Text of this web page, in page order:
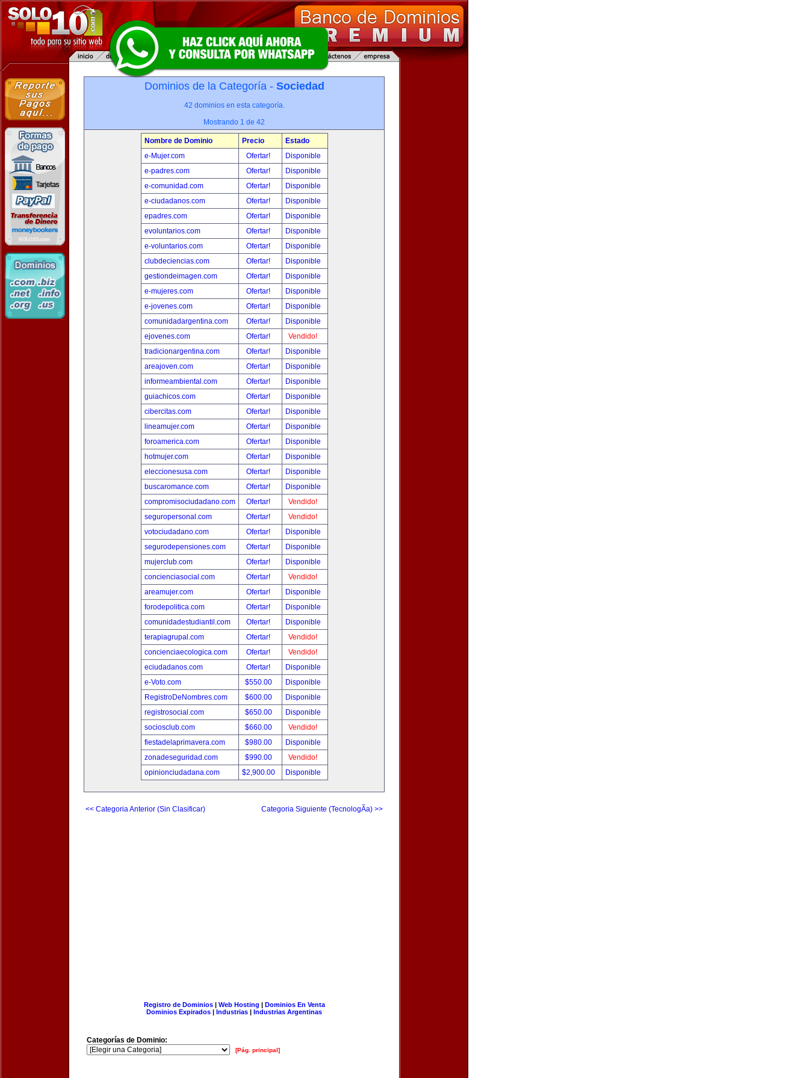
Dominios de la Categoría - Sociedad
42 dominios en esta categoría.
Mostrando 1 de 42
Nombre de Dominio Precio
Estado
e-Mujer.com
Ofertar!
Disponible
e-padres.com
Ofertar!
Disponible
e-comunidad.com
Ofertar!
Disponible
e-ciudadanos.com
Ofertar!
Disponible
epadres.com
Ofertar!
Disponible
evoluntarios.com
Ofertar!
Disponible
e-voluntarios.com
Ofertar!
Disponible
clubdeciencias.com
Ofertar!
Disponible
gestiondeimagen.com
Ofertar!
Disponible
e-mujeres.com
Ofertar!
Disponible
e-jovenes.com
Ofertar!
Disponible
comunidadargentina.com
Ofertar!
Disponible
ejovenes.com
Ofertar!
Vendido!
tradicionargentina.com
Ofertar!
Disponible
areajoven.com
Ofertar!
Disponible
informeambiental.com
Ofertar!
Disponible
guiachicos.com
Ofertar!
Disponible
cibercitas.com
Ofertar!
Disponible
lineamujer.com
Ofertar!
Disponible
foroamerica.com
Ofertar!
Disponible
hotmujer.com
Ofertar!
Disponible
eleccionesusa.com
Ofertar!
Disponible
buscaromance.com
Ofertar!
Disponible
compromisociudadano.com
Ofertar!
Vendido!
seguropersonal.com
Ofertar!
Vendido!
votociudadano.com
Ofertar!
Disponible
segurodepensiones.com
Ofertar!
Disponible
mujerclub.com
Ofertar!
Disponible
concienciasocial.com
Ofertar!
Vendido!
areamujer.com
Ofertar!
Disponible
forodepolitica.com
Ofertar!
Disponible
comunidadestudiantil.com
Ofertar!
Disponible
terapiagrupal.com
Ofertar!
Vendido!
concienciaecologica.com
Ofertar!
Vendido!
eciudadanos.com
Ofertar!
Disponible
e-Voto.com
$550.00
Disponible
RegistroDeNombres.com
$600.00
Disponible
registrosocial.com
$650.00
Disponible
sociosclub.com
$660.00
Vendido!
fiestadelaprimavera.com
$980.00
Disponible
zonadeseguridad.com
$990.00
Vendido!
opinionciudadana.com
$2,900.00 Disponible
<< Categoria Anterior (Sin Clasificar) Categoria Siguiente (TecnologÃ­a) >>
Registro de Dominios| Web Hosting | Dominios En Venta
Dominios Expirados | Industrias | Industrias Argentinas
Categorías de Dominio:
[Pág. principal]